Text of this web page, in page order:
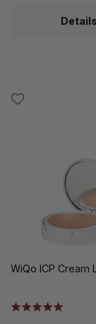
Details
WiQo ICP Cream